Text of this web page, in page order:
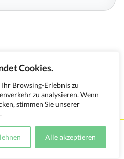
Cookies.
Browsing-Erlebnis zu
zu analysieren. Wenn
stimmen Sie unserer
Alle akzeptieren
Datenschutzerklärung